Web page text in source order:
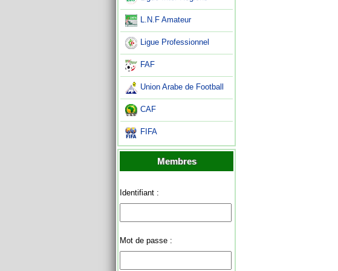
L.N.F Amateur
Ligue Professionnel
FAF
Union Arabe de Football
CAF
FIFA
Membres
Identifiant :
Mot de passe :